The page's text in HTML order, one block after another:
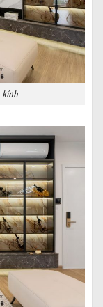
kính